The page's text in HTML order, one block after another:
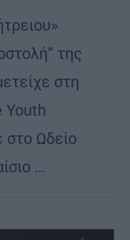
της
στη
Youth
στο Ωδείο
…